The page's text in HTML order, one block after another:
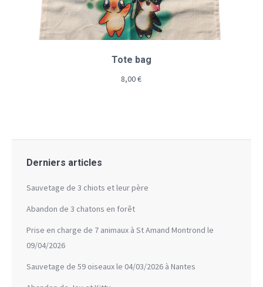
Tote bag
8,00€
Derniers articles
Sauvetage de 3 chiots et leur père
Abandon de 3 chatons en forêt
Prise en charge de 7 animaux à St Amand Montrond le
09/04/2026
Sauvetage de 59 oiseaux le 04/03/2026 à Nantes